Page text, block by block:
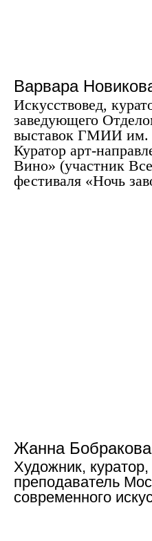
Варвара
Искусствовед,
заведующего
выставок ГМИИ
Куратор арт-
Вино» (участник
фестиваля «Ночь
Жанна Бобракова
Художник,
преподаватель
современного